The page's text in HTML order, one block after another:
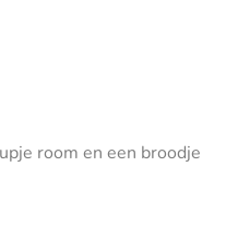
room en een broodje